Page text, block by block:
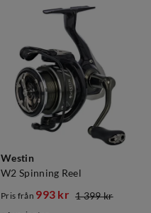
Westin
W2 Spinning Reel
discounted
Pris från 993 kr
original
1 399 kr